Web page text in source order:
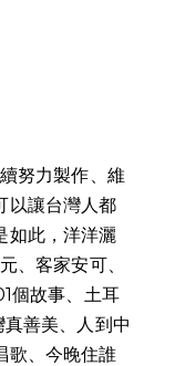
以讓台灣人都
如此，洋洋灑
、客家安可、
個故事、土耳
善美、人到中
歌、今晚住誰